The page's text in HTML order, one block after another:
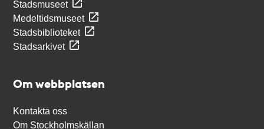
Stadsmuseet
Medeltidsmuseet
Stadsbiblioteket
Stadsarkivet
Om webbplatsen
Kontakta oss
Om Stockholmskällan